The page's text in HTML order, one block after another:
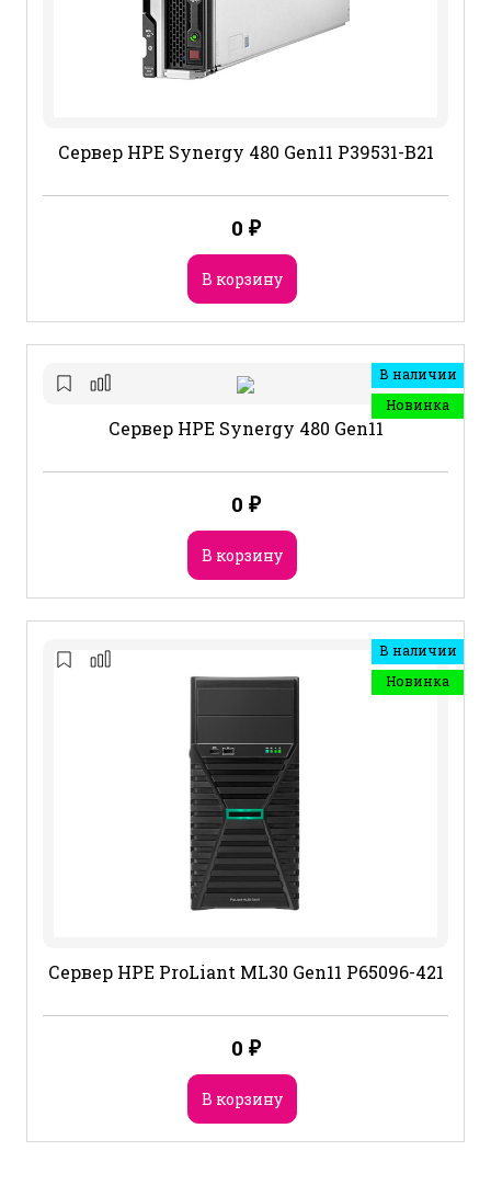
Сервер HPE Synergy 480 Gen11 P39531-B21
0 ₽
В корзину
В наличии
Новинка
Сервер HPE Synergy 480 Gen11
0 ₽
В корзину
В наличии
Новинка
Сервер HPE ProLiant ML30 Gen11 P65096-421
0 ₽
В корзину